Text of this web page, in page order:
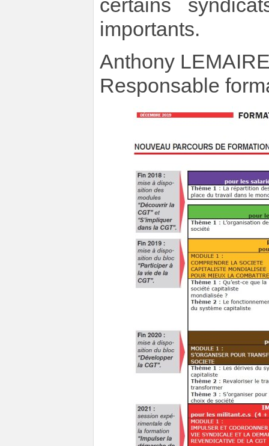
certains
importants.
Anthony
Responsable